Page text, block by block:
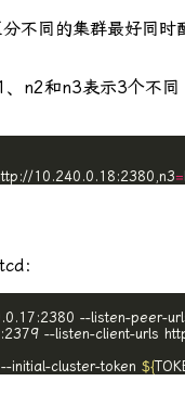
不同的集群最好同时
、 n2和n3表示3个不同
10.240.0.18:2380,n3=
：
--listen-
--listen-client-urls
--initial-cluster-token ${